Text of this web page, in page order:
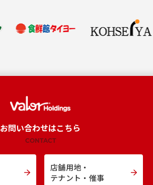
お問い合わせはこちら
CONTACT
店舗用地・
テナント・催事